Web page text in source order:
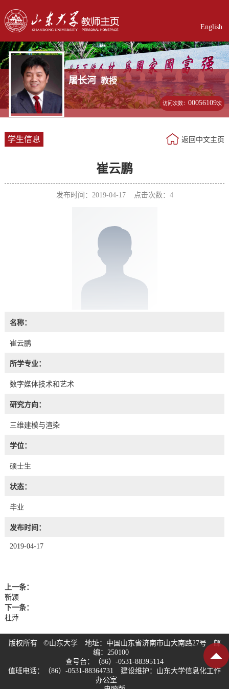
English
屠长河 教授
访问次数：00056109次
学生信息 返回中文主页
崔云鹏
发布时间：2019-04-17 点击次数： 4
名称：
崔云鹏
所学专业：
数字媒体技术和艺术
研究方向：
三维建模与渲染
学位：
硕士生
状态：
毕业
发布时间：
2019-04-17
上一条：
靳颖
下一条：
杜萍
版权所有 ©山东大学 地址：中国山东省济南市山大南路27号 邮
编：250100
查号台：（86）-0531-88395114
值班电话：（86）-0531-88364731 建设维护：山东大学信息化工作
办公室